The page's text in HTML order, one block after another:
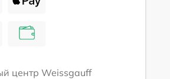
центр Weissgauff